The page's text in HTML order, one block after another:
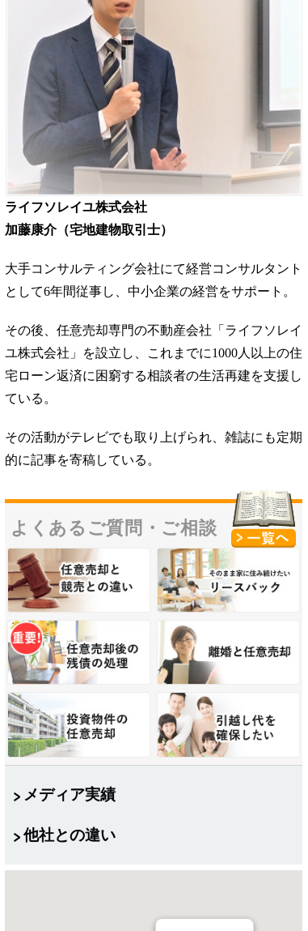
よくあるご質問・ ご相談
メディア実績
他社との違い
ライフソレイユ株式会社
加藤康介（宅地建物取引士）
大手コンサルティング会社にて経営コンサルタント
として6年間従事し、中小企業の経営をサポート。
その後、任意売却専門の不動産会社「ライフソレイ
ユ株式会社」を設立し、これまでに1000人以上の住
宅ローン返済に困窮する相談者の生活再建を支援し
ている。
その活動がテレビでも取り上げられ、雑誌にも定期
的に記事を寄稿している。